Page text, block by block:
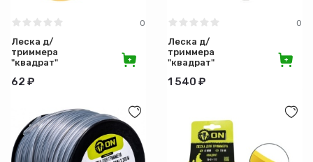
0
Леска д/
триммера
"квадрат"
15-01-014
62 ₽
0
Леска д/
триммера
"квадрат"
жилой
1 540 ₽